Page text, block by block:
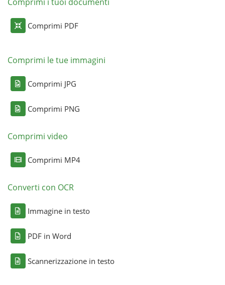
Comprimi PDF
Comprimi le tue immagini
Comprimi JPG
Comprimi PNG
Comprimi video
Comprimi MP4
Converti con OCR
Immagine in testo
PDF in Word
Scannerizzazione in testo